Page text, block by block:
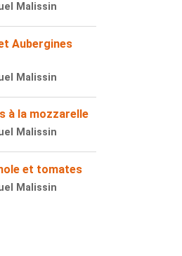
Malissin
Aubergines
Malissin
à la mozzarelle
Malissin
et tomates
Malissin